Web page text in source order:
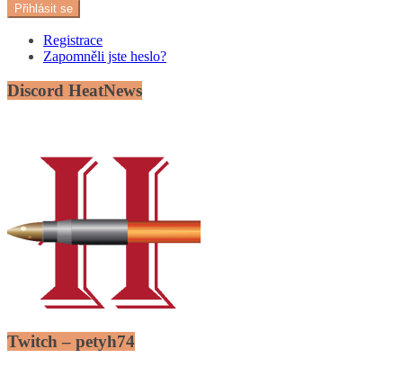
Přihlásit se
Registrace
Zapomněli jste heslo?
Discord HeatNews
Twitch – petyh74